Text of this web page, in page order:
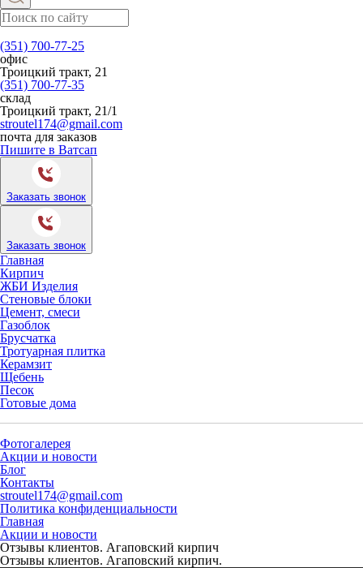
(351) 700-77-25
офис
Троицкий тракт, 21
(351) 700-77-35
склад
Троицкий тракт, 21/1
stroutel174@gmail.com
почта для заказов
Пишите в Ватсап
Заказать звонок
Заказать звонок
Главная
Кирпич
ЖБИ Изделия
Стеновые блоки
Цемент, смеси
Газоблок
Брусчатка
Тротуарная плитка
Керамзит
Щебень
Песок
Готовые дома
Фотогалерея
Акции и новости
Блог
Контакты
stroutel174@gmail.com
Политика конфиденциальности
Главная
Акции и новости
Отзывы клиентов. Агаповский кирпич
Отзывы клиентов. Агаповский кирпич.